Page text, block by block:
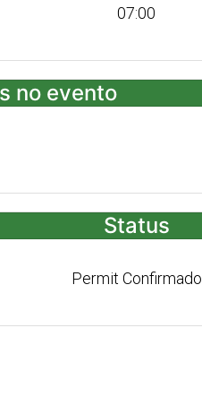
07:00
no evento
Status
Permit Confirmado